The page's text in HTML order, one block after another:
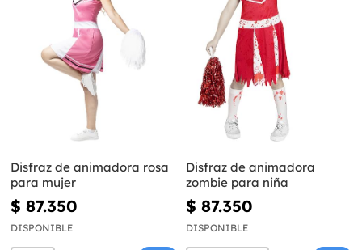
Disfraz de animadora rosa
para mujer
$ 87.350
DISPONIBLE
Disfraz de animadora
zombie para niña
$ 87.350
DISPONIBLE